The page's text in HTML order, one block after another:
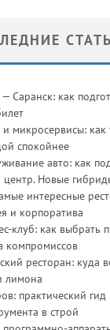
Саранск: как
микросервисы: как
спокойнее
авто: как
центр. Новые
интересные
и корпоратива
клуб: как выбрать
компромиссов
ресторан: куда
лимона
практический гид
в строй